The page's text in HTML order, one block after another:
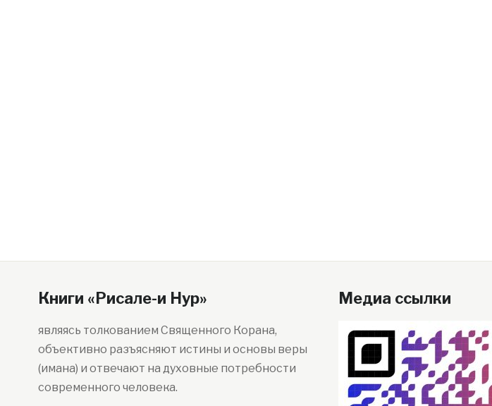
Книги «Рисале-и Нур»
являясь толкованием Священного Корана,
объективно разъясняют истины и основы веры
(имана) и отвечают на духовные потребности
современного человека.
Медиа ссылки